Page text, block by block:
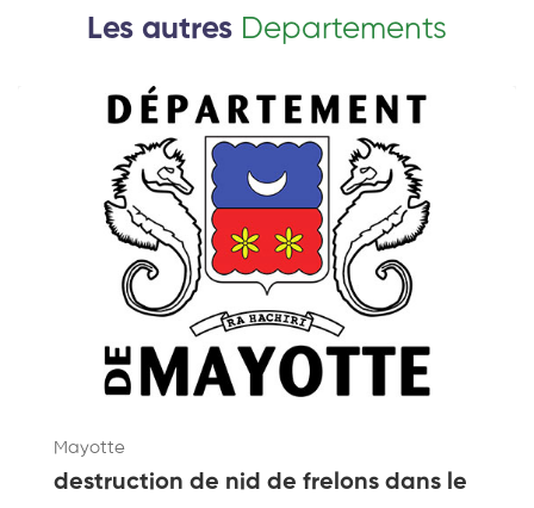
Les autres Departements
Mayotte
destruction de nid de frelons dans le